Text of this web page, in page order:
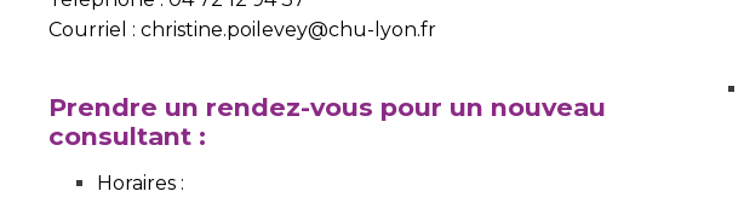
Courriel : christine.poilevey@chu-lyon.fr
Prendre un rendez-vous pour un nouveau
consultant :
Horaires :